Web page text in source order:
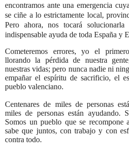
encontramos ante una emergencia
se ciñe a lo estrictamente local,
Pero ahora, nos tocará
indispensable ayuda de toda España y
Cometeremos errores, yo el
llorando la pérdida de nuestra
nuestras vidas; pero nunca nadie ni
empañar el espíritu de sacrificio, el
pueblo valenciano.
Centenares de miles de personas
miles de personas están ayudando.
Somos un pueblo que se recompone
sabe que juntos, con trabajo y con
contra todo.